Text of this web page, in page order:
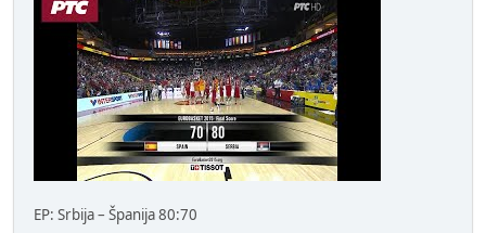
EP: Srbija – Španija 80:70